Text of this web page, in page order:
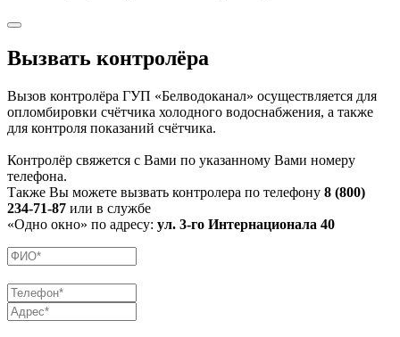
Вызвать контролёра
Вызов контролёра ГУП «Белводоканал» осуществляется для
опломбировки счётчика холодного водоснабжения, а также
для контроля показаний счётчика.
Контролёр свяжется с Вами по указанному Вами номеру
телефона.
Также Вы можете вызвать контролера по телефону 8 (800)
234-71-87 или в службе
«Одно окно» по адресу: ул. 3-го Интернационала 40